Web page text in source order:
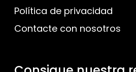
Política de privacidad
Contacte con nosotros